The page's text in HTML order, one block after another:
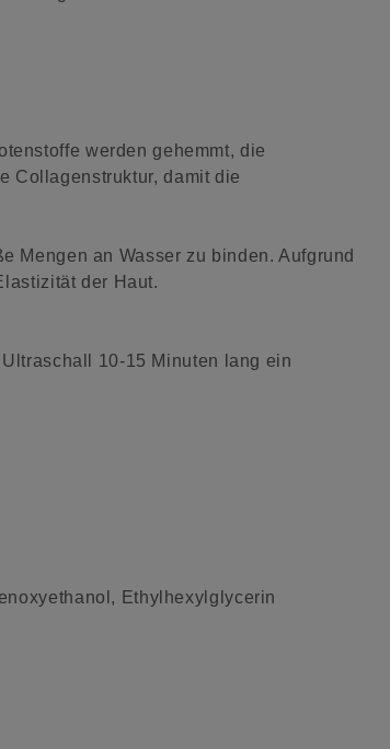
werden gehemmt, die
Collagenstruktur, damit die
Mengen an Wasser zu binden. Aufgrund
der Haut.
10-15 Minuten lang ein
Ethylhexylglycerin